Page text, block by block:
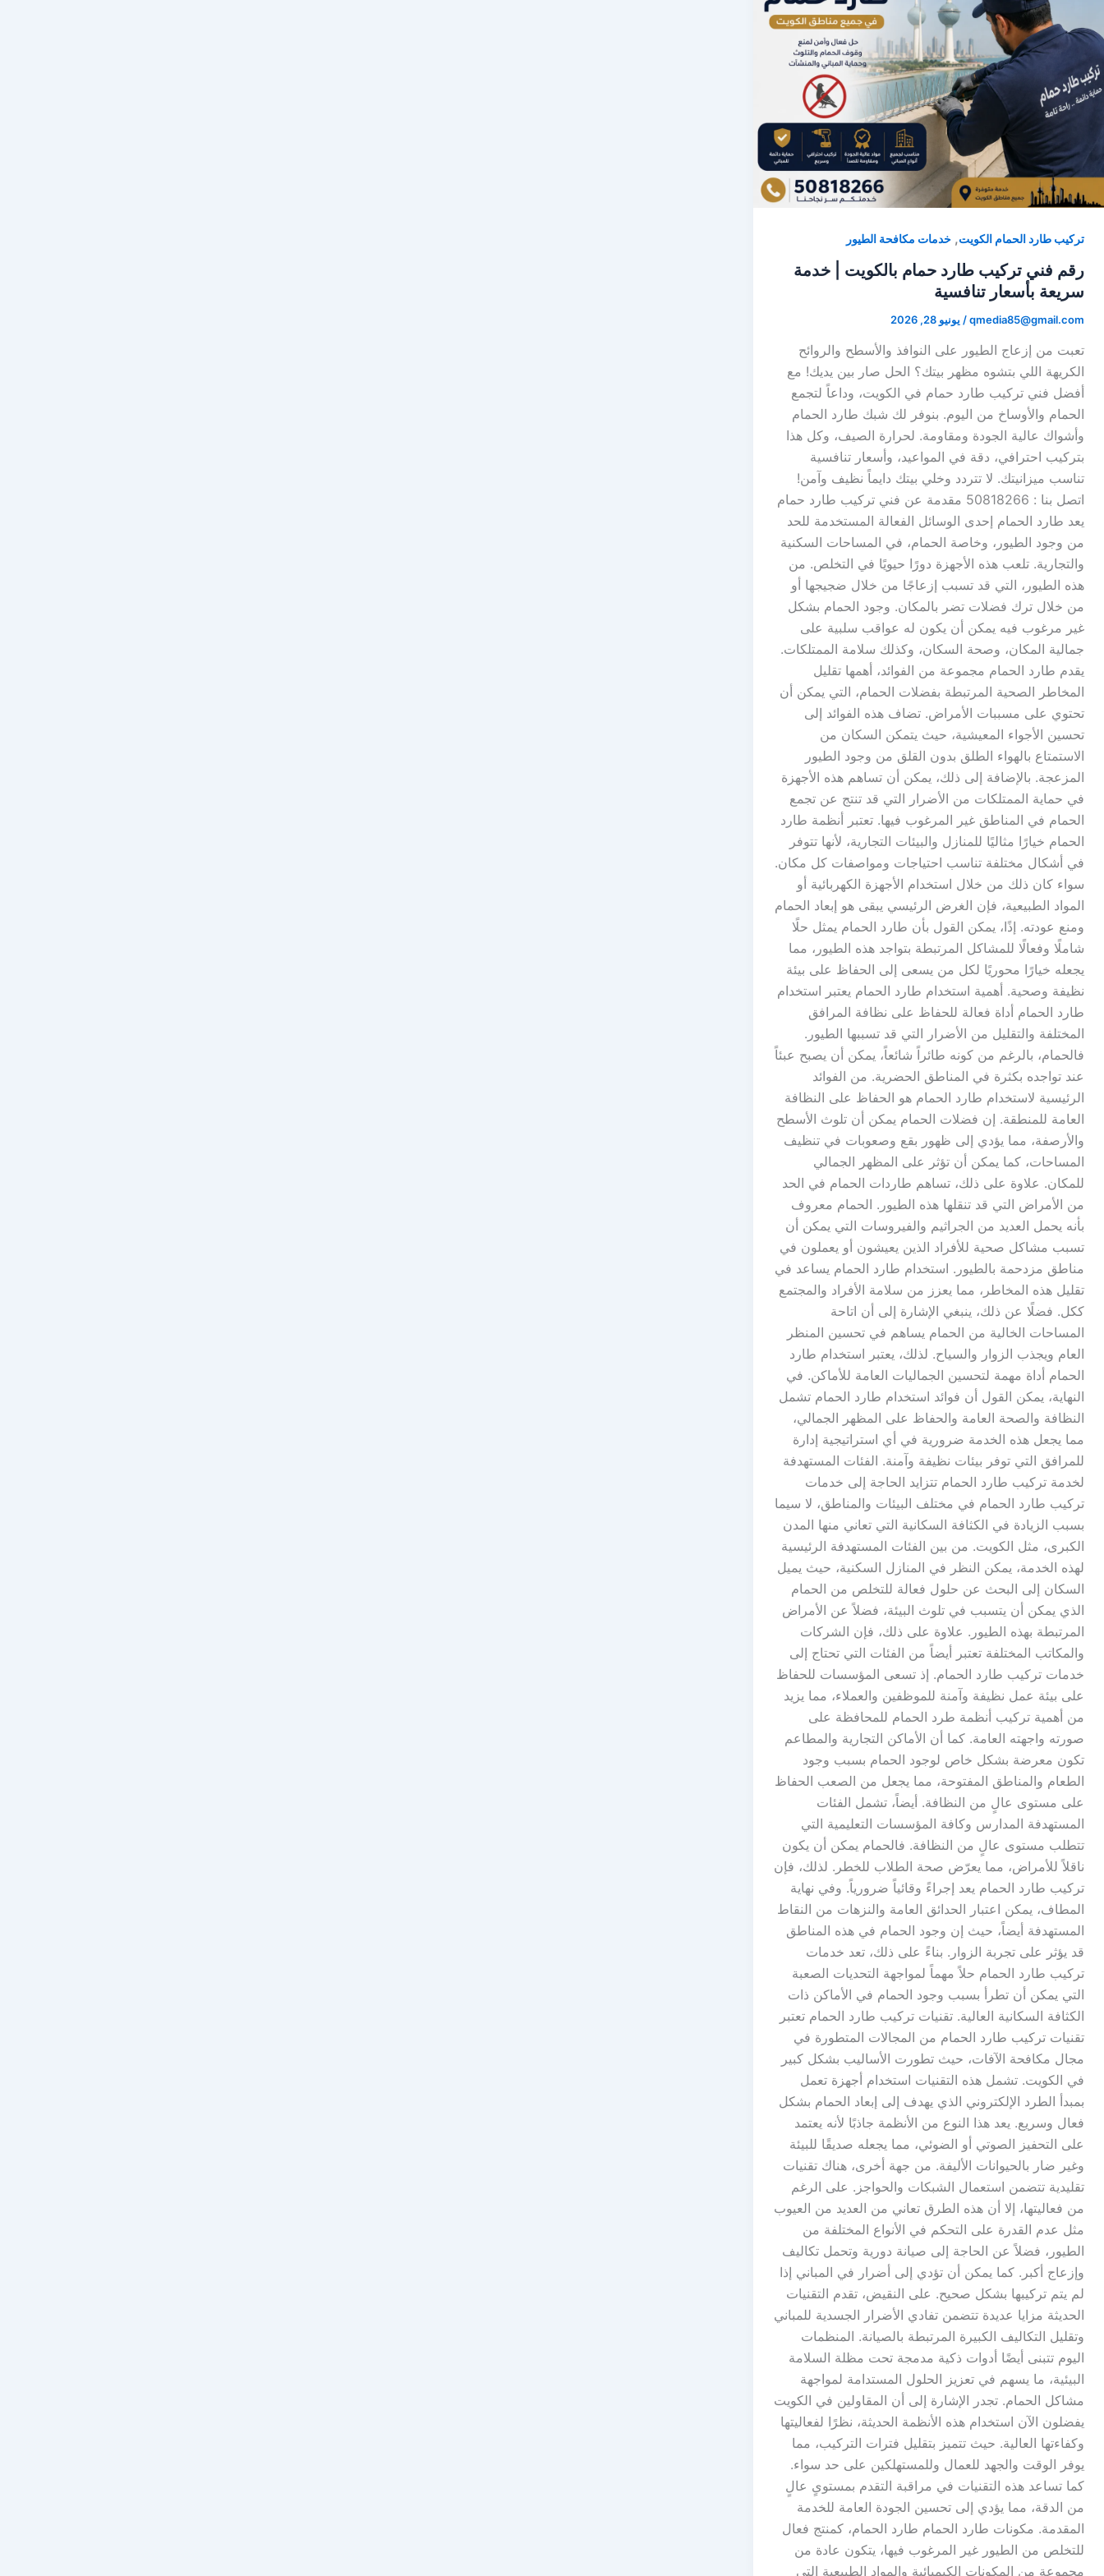
تركيب طارد الحمام الكويت, خدمات مكافحة الطيور
رقم فني تركيب طارد حمام بالكويت | خدمة
سريعة بأسعار تنافسية
qmedia85@gmail.com
/ يونيو 28, 2026
تعبت من إزعاج الطيور على النوافذ والأسطح والروائح
الكريهة اللي بتشوه مظهر بيتك؟ الحل صار بين يديك! مع
أفضل فني تركيب طارد حمام في الكويت، وداعاً لتجمع
الحمام والأوساخ من اليوم. بنوفر لك شبك طارد الحمام
وأشواك عالية الجودة ومقاومة. لحرارة الصيف، وكل هذا
بتركيب احترافي، دقة في المواعيد، وأسعار تنافسية
تناسب ميزانيتك. لا تتردد وخلي بيتك دايماً نظيف وآمن!
اتصل بنا : 50818266 مقدمة عن فني تركيب طارد حمام
يعد طارد الحمام إحدى الوسائل الفعالة المستخدمة للحد
من وجود الطيور، وخاصة الحمام، في المساحات السكنية
والتجارية. تلعب هذه الأجهزة دورًا حيويًا في التخلص. من
هذه الطيور، التي قد تسبب إزعاجًا من خلال ضجيجها أو
من خلال ترك فضلات تضر بالمكان. وجود الحمام بشكل
غير مرغوب فيه يمكن أن يكون له عواقب سلبية على
جمالية المكان، وصحة السكان، وكذلك سلامة الممتلكات.
يقدم طارد الحمام مجموعة من الفوائد، أهمها تقليل
المخاطر الصحية المرتبطة بفضلات الحمام، التي يمكن أن
تحتوي على مسببات الأمراض. تضاف هذه الفوائد إلى
تحسين الأجواء المعيشية، حيث يتمكن السكان من
الاستمتاع بالهواء الطلق بدون القلق من وجود الطيور
المزعجة. بالإضافة إلى ذلك، يمكن أن تساهم هذه الأجهزة
في حماية الممتلكات من الأضرار التي قد تنتج عن تجمع
الحمام في المناطق غير المرغوب فيها. تعتبر أنظمة طارد
الحمام خيارًا مثاليًا للمنازل والبيئات التجارية، لأنها تتوفر
في أشكال مختلفة تناسب احتياجات ومواصفات كل مكان.
سواء كان ذلك من خلال استخدام الأجهزة الكهربائية أو
المواد الطبيعية، فإن الغرض الرئيسي يبقى هو إبعاد الحمام
ومنع عودته. إذًا، يمكن القول بأن طارد الحمام يمثل حلًا
شاملًا وفعالًا للمشاكل المرتبطة بتواجد هذه الطيور، مما
يجعله خيارًا محوريًا لكل من يسعى إلى الحفاظ على بيئة
نظيفة وصحية. أهمية استخدام طارد الحمام يعتبر استخدام
طارد الحمام أداة فعالة للحفاظ على نظافة المرافق
المختلفة والتقليل من الأضرار التي قد تسببها الطيور.
فالحمام، بالرغم من كونه طائراً شائعاً، يمكن أن يصبح عبئاً
عند تواجده بكثرة في المناطق الحضرية. من الفوائد
الرئيسية لاستخدام طارد الحمام هو الحفاظ على النظافة
العامة للمنطقة. إن فضلات الحمام يمكن أن تلوث الأسطح
والأرصفة، مما يؤدي إلى ظهور بقع وصعوبات في تنظيف
المساحات، كما يمكن أن تؤثر على المظهر الجمالي
للمكان. علاوة على ذلك، تساهم طاردات الحمام في الحد
من الأمراض التي قد تنقلها هذه الطيور. الحمام معروف
بأنه يحمل العديد من الجراثيم والفيروسات التي يمكن أن
تسبب مشاكل صحية للأفراد الذين يعيشون أو يعملون في
مناطق مزدحمة بالطيور. استخدام طارد الحمام يساعد في
تقليل هذه المخاطر، مما يعزز من سلامة الأفراد والمجتمع
ككل. فضلًا عن ذلك، ينبغي الإشارة إلى أن اتاحة
المساحات الخالية من الحمام يساهم في تحسين المنظر
العام ويجذب الزوار والسياح. لذلك، يعتبر استخدام طارد
الحمام أداة مهمة لتحسين الجماليات العامة للأماكن. في
النهاية، يمكن القول أن فوائد استخدام طارد الحمام تشمل
النظافة والصحة العامة والحفاظ على المظهر الجمالي،
مما يجعل هذه الخدمة ضرورية في أي استراتيجية إدارة
للمرافق التي توفر بيئات نظيفة وآمنة. الفئات المستهدفة
لخدمة تركيب طارد الحمام تتزايد الحاجة إلى خدمات
تركيب طارد الحمام في مختلف البيئات والمناطق، لا سيما
بسبب الزيادة في الكثافة السكانية التي تعاني منها المدن
الكبرى، مثل الكويت. من بين الفئات المستهدفة الرئيسية
لهذه الخدمة، يمكن النظر في المنازل السكنية، حيث يميل
السكان إلى البحث عن حلول فعالة للتخلص من الحمام
الذي يمكن أن يتسبب في تلوث البيئة، فضلاً عن الأمراض
المرتبطة بهذه الطيور. علاوة على ذلك، فإن الشركات
والمكاتب المختلفة تعتبر أيضاً من الفئات التي تحتاج إلى
خدمات تركيب طارد الحمام. إذ تسعى المؤسسات للحفاظ
على بيئة عمل نظيفة وآمنة للموظفين والعملاء، مما يزيد
من أهمية تركيب أنظمة طرد الحمام للمحافظة على
صورته واجهته العامة. كما أن الأماكن التجارية والمطاعم
تكون معرضة بشكل خاص لوجود الحمام بسبب وجود
الطعام والمناطق المفتوحة، مما يجعل من الصعب الحفاظ
على مستوى عالٍ من النظافة. أيضاً، تشمل الفئات
المستهدفة المدارس وكافة المؤسسات التعليمية التي
تتطلب مستوى عالٍ من النظافة. فالحمام يمكن أن يكون
ناقلاً للأمراض، مما يعرّض صحة الطلاب للخطر. لذلك، فإن
تركيب طارد الحمام يعد إجراءً وقائياً ضرورياً. وفي نهاية
المطاف، يمكن اعتبار الحدائق العامة والنزهات من النقاط
المستهدفة أيضاً، حيث إن وجود الحمام في هذه المناطق
قد يؤثر على تجربة الزوار. بناءً على ذلك، تعد خدمات
تركيب طارد الحمام حلاً مهماً لمواجهة التحديات الصعبة
التي يمكن أن تطرأ بسبب وجود الحمام في الأماكن ذات
الكثافة السكانية العالية. تقنيات تركيب طارد الحمام تعتبر
تقنيات تركيب طارد الحمام من المجالات المتطورة في
مجال مكافحة الآفات، حيث تطورت الأساليب بشكل كبير
في الكويت. تشمل هذه التقنيات استخدام أجهزة تعمل
بمبدأ الطرد الإلكتروني الذي يهدف إلى إبعاد الحمام بشكل
فعال وسريع. يعد هذا النوع من الأنظمة جاذبًا لأنه يعتمد
على التحفيز الصوتي أو الضوئي، مما يجعله صديقًا للبيئة
وغير ضار بالحيوانات الأليفة. من جهة أخرى، هناك تقنيات
تقليدية تتضمن استعمال الشبكات والحواجز. على الرغم
من فعاليتها، إلا أن هذه الطرق تعاني من العديد من العيوب
مثل عدم القدرة على التحكم في الأنواع المختلفة من
الطيور، فضلاً عن الحاجة إلى صيانة دورية وتحمل تكاليف
وإزعاج أكبر. كما يمكن أن تؤدي إلى أضرار في المباني إذا
لم يتم تركيبها بشكل صحيح. على النقيض، تقدم التقنيات
الحديثة مزايا عديدة تتضمن تفادي الأضرار الجسدية للمباني
وتقليل التكاليف الكبيرة المرتبطة بالصيانة. المنظمات
اليوم تتبنى أيضًا أدوات ذكية مدمجة تحت مظلة السلامة
البيئية، ما يسهم في تعزيز الحلول المستدامة لمواجهة
مشاكل الحمام. تجدر الإشارة إلى أن المقاولين في الكويت
يفضلون الآن استخدام هذه الأنظمة الحديثة، نظرًا لفعاليتها
وكفاءتها العالية. حيث تتميز بتقليل فترات التركيب، مما
يوفر الوقت والجهد للعمال وللمستهلكين على حد سواء.
كما تساعد هذه التقنيات في مراقبة التقدم بمستوىٍ عالٍ
من الدقة، مما يؤدي إلى تحسين الجودة العامة للخدمة
المقدمة. مكونات طارد الحمام طارد الحمام، كمنتج فعال
للتخلص من الطيور غير المرغوب فيها، يتكون عادة من
مجموعة من المكونات الكيميائية والمواد الطبيعية التي